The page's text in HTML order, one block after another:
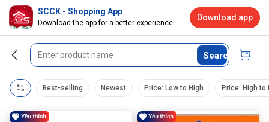
Search
Best-selling Newest Price: Low to High Price: High to
SCCK - Shopping App
Download the app for a better experience
Download app